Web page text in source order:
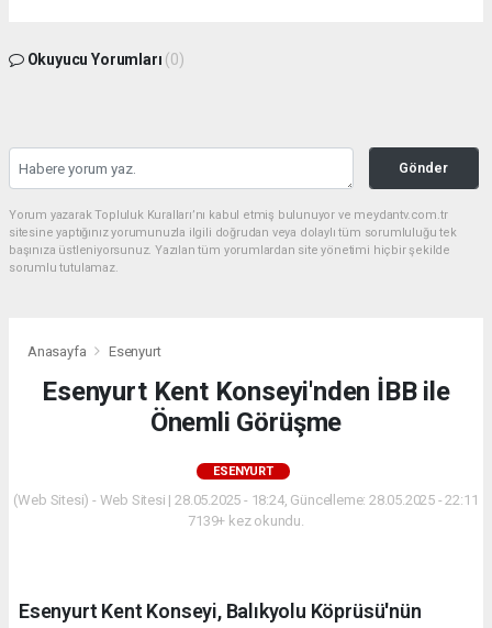
Okuyucu Yorumları (0)
Gönder
Yorum yazarak Topluluk Kuralları’nı kabul etmiş bulunuyor ve meydantv.com.tr
sitesine yaptığınız yorumunuzla ilgili doğrudan veya dolaylı tüm sorumluluğu tek
başınıza üstleniyorsunuz. Yazılan tüm yorumlardan site yönetimi hiçbir şekilde
sorumlu tutulamaz.
Anasayfa Esenyurt
Esenyurt Kent Konseyi'nden İBB ile
Önemli Görüşme
ESENYURT
(Web Sitesi) - Web Sitesi | 28.05.2025 - 18:24, Güncelleme: 28.05.2025 - 22:11
7139+ kez okundu.
Esenyurt Kent Konseyi, Balıkyolu Köprüsü'nün